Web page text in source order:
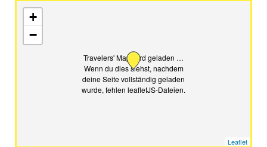
Ungarn
Travelers' Map wird geladen …
Wenn du dies siehst, nachdem
deine Seite vollständig geladen
wurde, fehlen leafletJS-Dateien.
+
−
Leaflet